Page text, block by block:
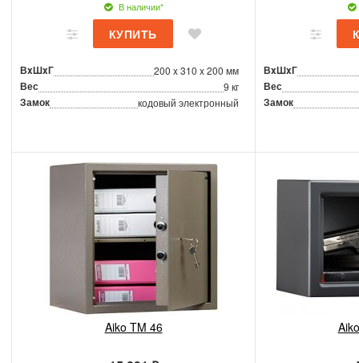
В наличии*
ВxШxГ 200 x 310 x 200 мм
Вес 9 кг
Замок кодовый электронный
ВxШxГ
Вес
Замок
Aiko TM 46